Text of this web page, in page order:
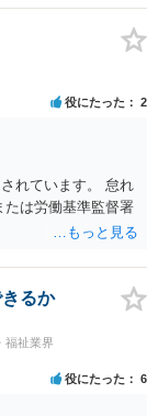
延びしている(読め
ます。 以上のとお
思われますので、
面も仕事の完成物
付けるように弁護
役にたった 2
れています。 怠れ
たは労働基準監督署
るか
福祉業界
役にたった 6